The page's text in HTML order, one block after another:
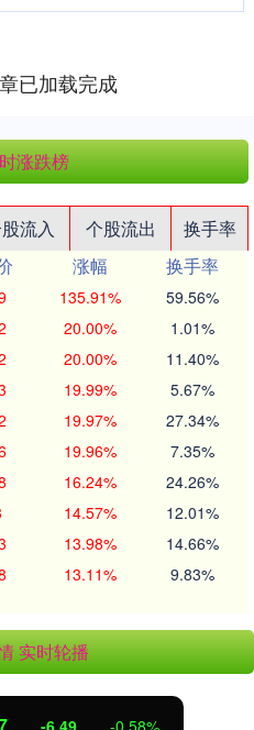
已加载完成
涨跌榜
流入 个股流出
换手率
涨幅
换手率
135.91% 59.56%
20.00% 1.01%
20.00% 11.40%
19.99% 5.67%
19.97% 27.34%
19.96% 7.35%
16.24% 24.26%
14.57% 12.01%
13.98% 14.66%
13.11% 9.83%
实时轮播
-6.49 -0.58%